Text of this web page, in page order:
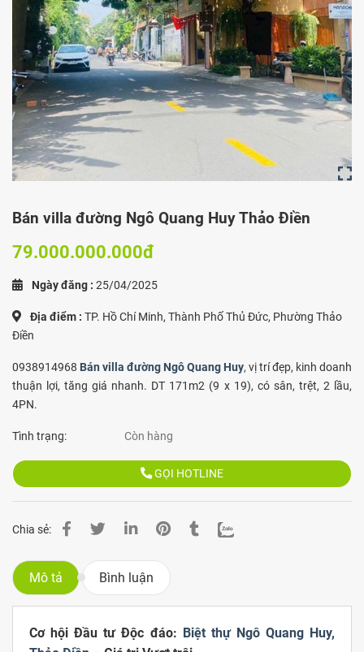
Bán villa đường Ngô Quang Huy Thảo Điền
79.000.000.000đ
Ngày đăng : 25/04/2025
Địa điểm : TP. Hồ Chí Minh, Thành Phố Thủ Đức, Phường Thảo
Điền
0938914968 Bán villa đường Ngô Quang Huy, vị trí đẹp, kinh doanh
thuận lợi, tăng giá nhanh. DT 171m2 (9 x 19), có sân, trệt, 2 lầu,
4PN.
Tình trạng: Còn hàng
GỌI HOTLINE
Chia sẻ:
Mô tả Bình luận
Cơ hội Đầu tư Độc đáo: Biệt thự Ngô Quang Huy,